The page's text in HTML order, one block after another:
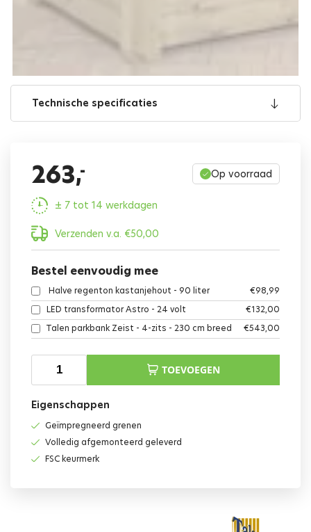
Technische specificaties
263,- Op voorraad
± 7 tot 14 werkdagen
Verzenden v.a. €50,00
Bestel eenvoudig mee
Halve regenton kastanjehout - 90 liter €98,99
LED transformator Astro - 24 volt
€132,00
Talen parkbank Zeist - 4-zits - 230 cm breed
€543,00
TOEVOEGEN
Eigenschappen
Geïmpregneerd grenen
Volledig afgemonteerd geleverd
FSC keurmerk